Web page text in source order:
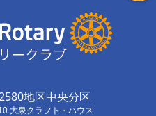
地区中央分区
大泉クラフト・ハウス